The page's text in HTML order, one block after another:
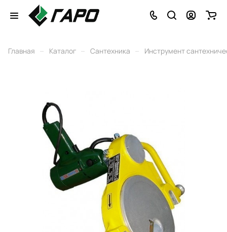
Главная – Каталог – Сантехника – Инструмент